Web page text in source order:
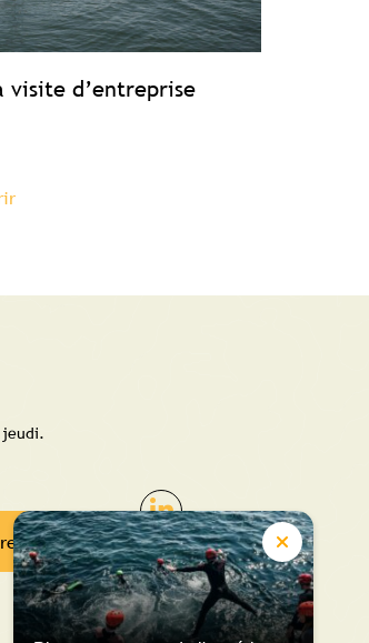
visite d’entreprise
jeudi.